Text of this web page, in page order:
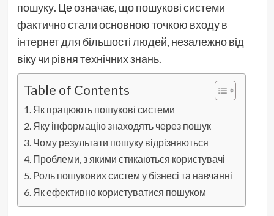
пошуку. Це означає, що пошукові системи
фактично стали основною точкою входу в
інтернет для більшості людей, незалежно від
віку чи рівня технічних знань.
Table of Contents
Як працюють пошукові системи
Яку інформацію знаходять через пошук
Чому результати пошуку відрізняються
Проблеми, з якими стикаються користувачі
Роль пошукових систем у бізнесі та навчанні
Як ефективно користуватися пошуком